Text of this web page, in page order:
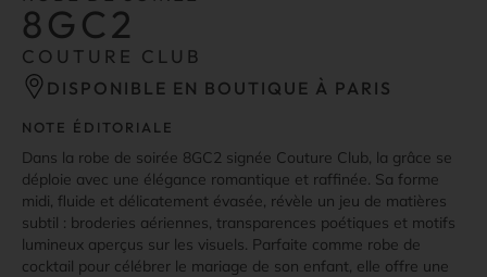
8GC2
COUTURE CLUB
DISPONIBLE EN BOUTIQUE À PARIS
NOTE ÉDITORIALE
Dans la robe de soirée 8GC2 signée Couture Club, la grâce se
déploie avec une élégance romantique et raffinée. Sa forme
midi, fluide et délicatement évasée, révèle un jeu de matières
subtil : broderies aériennes, transparences poétiques et motifs
lumineux aperçus sur les visuels. Parfaite comme robe de
cocktail pour célébrer le mariage de son enfant, elle offre une